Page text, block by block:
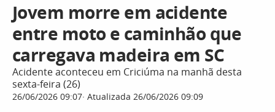
Jovem morre em acidente
entre moto e caminhão que
carregava madeira em SC
Acidente aconteceu em Criciúma na manhã desta
sexta-feira (26)
26/06/2026 09:07 Atualizada 26/06/2026 09:09